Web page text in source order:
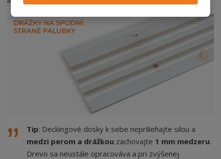
Tip: Deckingové dosky k sebe nepriliehajte silou a
medzi perom a drážkou zachovajte 1 mm medzeru.
Drevo sa neustále opracováva a pri zvýšenej